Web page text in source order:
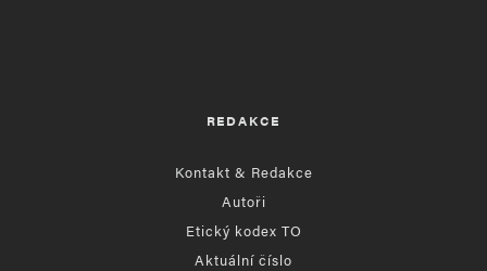
REDAKCE
Kontakt & Redakce
Autoři
Etický kodex TO
Aktuální číslo